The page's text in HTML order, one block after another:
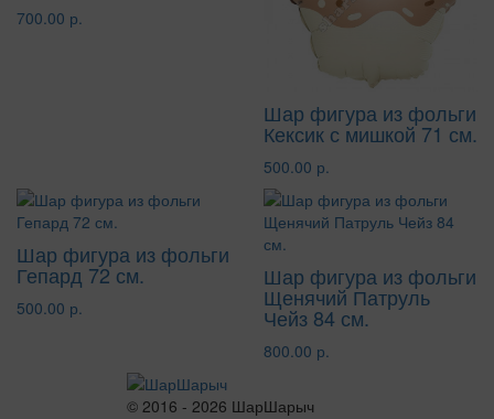
700.00 р.
Шар фигура из фольги
Кексик с мишкой 71 см.
500.00 р.
Шар фигура из фольги
Гепард 72 см.
500.00 р.
Шар фигура из фольги
Щенячий Патруль
Чейз 84 см.
800.00 р.
© 2016 - 2026 ШарШарыч